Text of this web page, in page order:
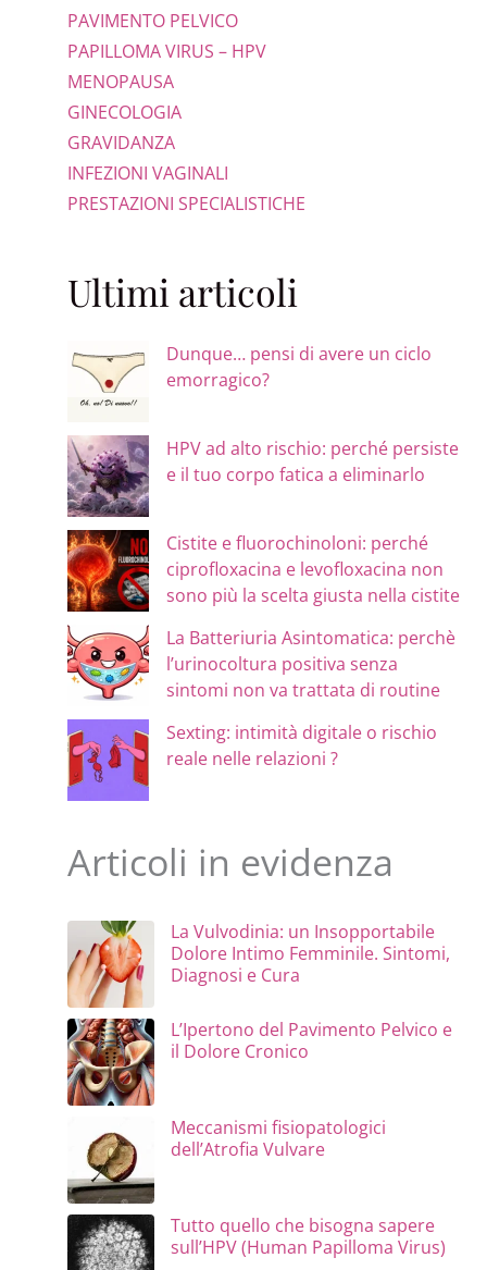
PAVIMENTO PELVICO
PAPILLOMA VIRUS – HPV
MENOPAUSA
GINECOLOGIA
GRAVIDANZA
INFEZIONI VAGINALI
PRESTAZIONI SPECIALISTICHE
Ultimi articoli
Dunque… pensi di avere un ciclo
emorragico?
HPV ad alto rischio: perché persiste
e il tuo corpo fatica a eliminarlo
Cistite e fluorochinoloni: perché
ciprofloxacina e levofloxacina non
sono più la scelta giusta nella cistite
La Batteriuria Asintomatica: perchè
l’urinocoltura positiva senza
sintomi non va trattata di routine
Sexting: intimità digitale o rischio
reale nelle relazioni ?
Articoli in evidenza
La Vulvodinia: un Insopportabile
Dolore Intimo Femminile. Sintomi,
Diagnosi e Cura
L’Ipertono del Pavimento Pelvico e
il Dolore Cronico
Meccanismi fisiopatologici
dell’Atrofia Vulvare
Tutto quello che bisogna sapere
sull’HPV (Human Papilloma Virus)